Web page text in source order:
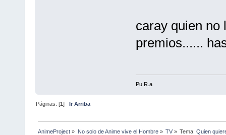
caray quien
premios......
Pu.R.a
Páginas: [1]Ir Arriba
AnimeProject » No solo de Anime vive el Hombre» TV» Tema:Quien